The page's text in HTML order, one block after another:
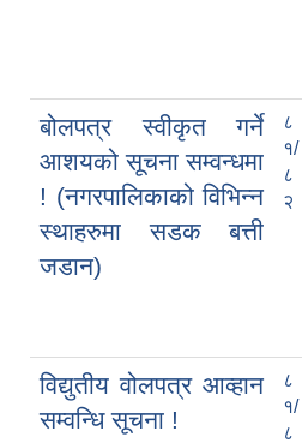
बोलपत्र स्वीकृत गर्ने
आशयको सूचना सम्वन्धमा
! (नगरपालिकाको विभिन्न
स्थाहरुमा सडक बत्ती
जडान)
८
१/
८
२
विद्युतीय वोलपत्र आव्हान
सम्वन्धि सूचना !
८
१/
८